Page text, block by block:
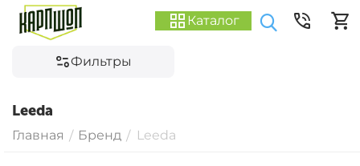
Каталог
Фильтры
Leeda
Главная / Бренд / Leeda